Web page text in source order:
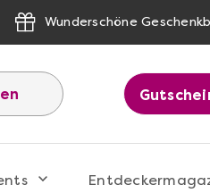
Wunderschöne